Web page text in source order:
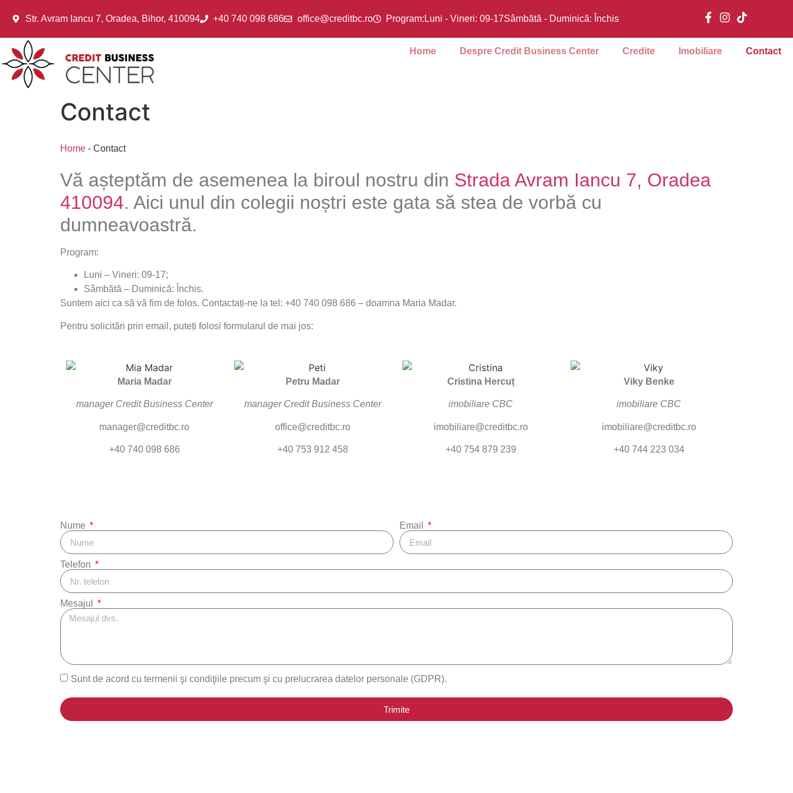
Str. Avram Iancu 7, Oradea, Bihor, 410094 +40 740 098 686 office@creditbc.ro Program: Luni - Vineri: 09-17Sâmbătă - Duminică: Închis
Home Despre Credit Business Center Credite Imobiliare Contact
Contact
Home - Contact
Vă așteptăm de asemenea la biroul nostru din Strada Avram Iancu 7, Oradea
410094. Aici unul din colegii noștri este gata să stea de vorbă cu
dumneavoastră.
Program:
Luni – Vineri: 09-17;
Sâmbătă – Duminică: Închis.
Suntem aici ca să vă fim de folos. Contactați-ne la tel: +40 740 098 686 – doamna Maria Madar.
Pentru solicitări prin email, puteți folosi formularul de mai jos:
Maria Madar
manager Credit Business Center
manager@creditbc.ro
+40 740 098 686
Petru Madar
manager Credit Business Center
office@creditbc.ro
+40 753 912 458
Cristina Hercuț
imobiliare CBC
imobiliare@creditbc.ro
+40 754 879 239
Viky Benke
imobiliare CBC
imobiliare@creditbc.ro
+40 744 223 034
Nume Email
Telefon
Mesajul
Sunt de acord cu termenii şi condiţiile precum şi cu prelucrarea datelor personale (GDPR).
Trimite